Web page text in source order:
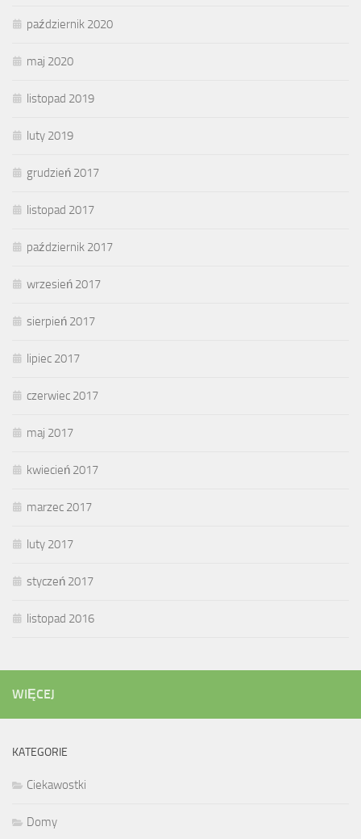
październik 2020
maj 2020
listopad 2019
luty 2019
grudzień 2017
listopad 2017
październik 2017
wrzesień 2017
sierpień 2017
lipiec 2017
czerwiec 2017
maj 2017
kwiecień 2017
marzec 2017
luty 2017
styczeń 2017
listopad 2016
WIĘCEJ
KATEGORIE
Ciekawostki
Domy